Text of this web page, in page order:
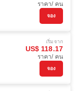
ราคา/ คน
จอง
เริ่มจาก
US$ 118.17
ราคา/ คน
จอง